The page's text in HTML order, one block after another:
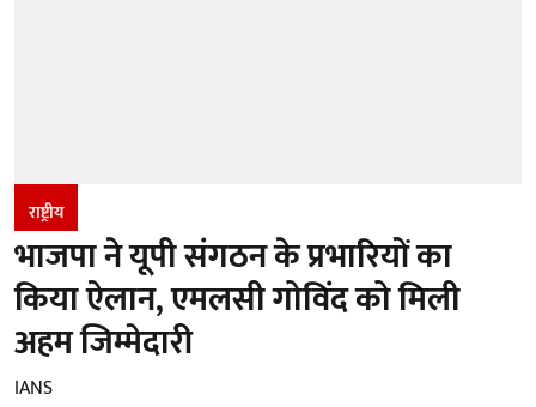
राष्ट्रीय
भाजपा ने यूपी संगठन के प्रभारियों का
किया ऐलान, एमलसी गोविंद को मिली
अहम जिम्मेदारी
IANS